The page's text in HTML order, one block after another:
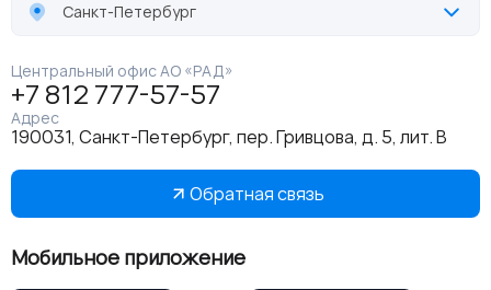
Санкт-Петербург
Центральный офис АО «РАД»
+7 812 777-57-57
Адрес
190031, Санкт-Петербург, пер. Гривцова, д. 5, лит. В
Обратная связь
Мобильное приложение